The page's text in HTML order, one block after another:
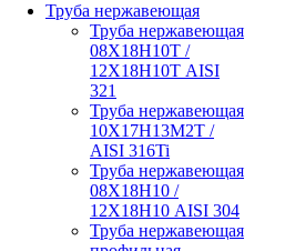
Труба нержавеющая
Труба нержавеющая
08Х18Н10Т /
12Х18Н10Т AISI
321
Труба нержавеющая
10Х17Н13М2Т /
AISI 316Ti
Труба нержавеющая
08Х18Н10 /
12Х18Н10 AISI 304
Труба нержавеющая